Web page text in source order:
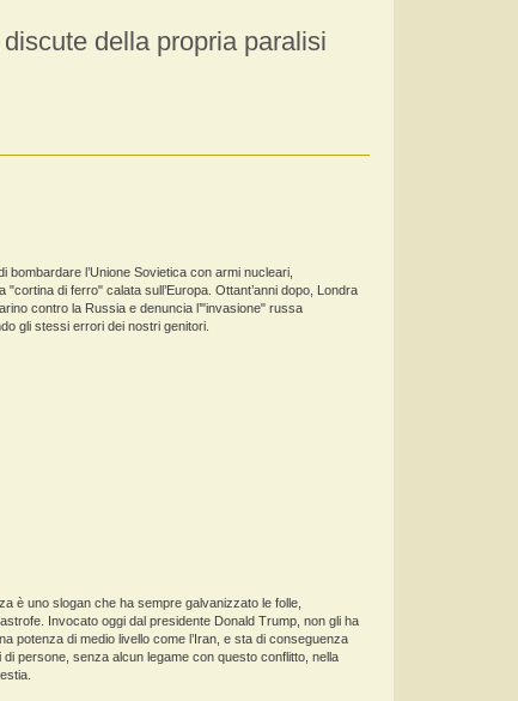
della propria paralisi
bombardare l’Unione Sovietica con armi nucleari,
"cortina di ferro" calata sull’Europa. Ottant’anni dopo, Londra
contro la Russia e denuncia l’"invasione" russa
gli stessi errori dei nostri genitori.
è uno slogan che ha sempre galvanizzato le folle,
Invocato oggi dal presidente Donald Trump, non gli ha
potenza di medio livello come l’Iran, e sta di conseguenza
di persone, senza alcun legame con questo conflitto, nella